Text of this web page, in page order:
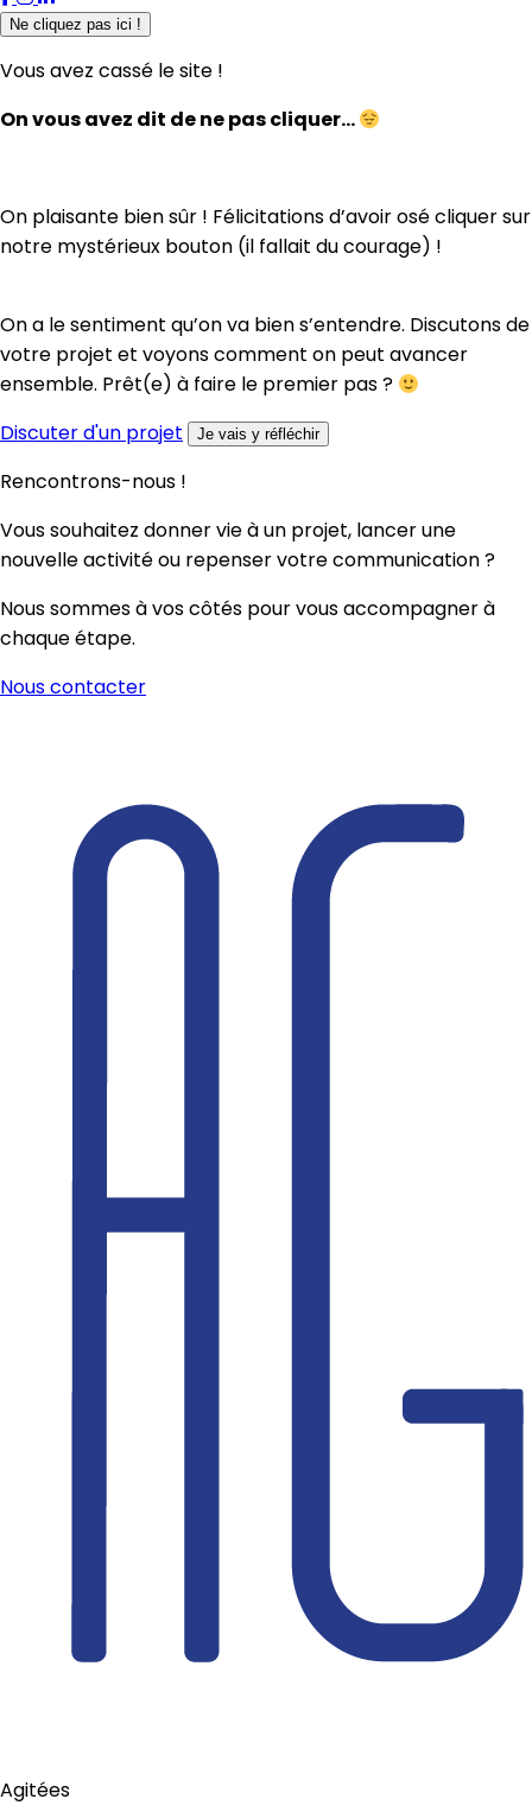
Ne cliquez pas ici !
Vous avez cassé le site !
On vous avez dit de ne pas cliquer…
On plaisante bien sûr ! Félicitations d’avoir osé cliquer sur
notre mystérieux bouton (il fallait du courage) !
On a le sentiment qu’on va bien s’entendre. Discutons de
votre projet et voyons comment on peut avancer
ensemble. Prêt(e) à faire le premier pas ?
Discuter d'un projet
Je vais y réfléchir
Rencontrons-nous !
Vous souhaitez donner vie à un projet, lancer une
nouvelle activité ou repenser votre communication ?
Nous sommes à vos côtés pour vous accompagner à
chaque étape.
Nous contacter
Agitées